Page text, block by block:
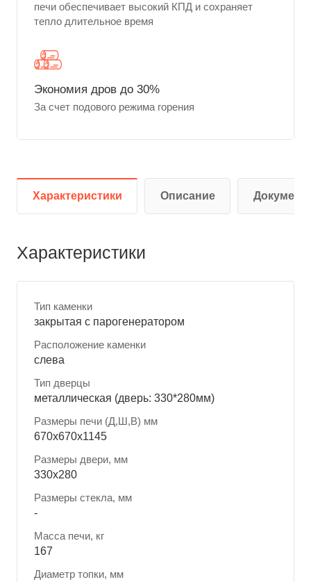
печи обеспечивает высокий КПД и сохраняет
тепло длительное время
Экономия дров до 30%
За счет подового режима горения
Характеристики Описание
Характеристики
Тип каменки
закрытая с парогенератором
Расположение каменки
слева
Тип дверцы
металлическая (дверь: 330*280мм)
Размеры печи (Д,Ш,В) мм
670x670x1145
Размеры двери, мм
330x280
Размеры стекла, мм
-
Масса печи, кг
167
Диаметр топки, мм